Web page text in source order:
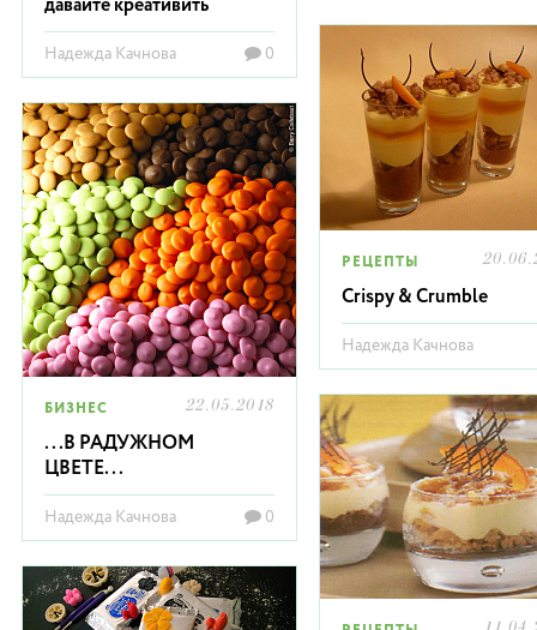
давайте креативить
Надежда Качнова 0
РЕЦЕПТЫ
Crispy & Crumble
Надежда Качнова
БИЗНЕС 22.05.2018
...В РАДУЖНОМ
ЦВЕТЕ...
Надежда Качнова 0